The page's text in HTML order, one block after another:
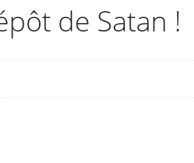
de Satan !